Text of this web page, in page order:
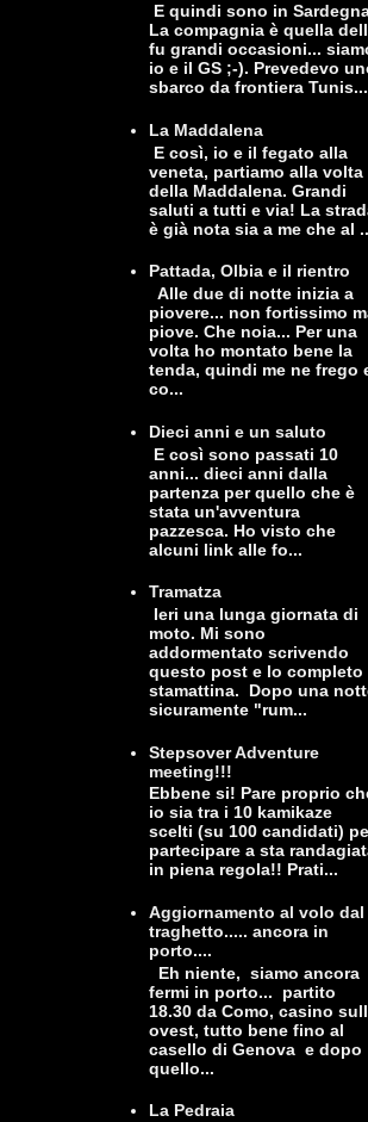
E quindi sono in
La compagnia è quella
fu grandi occasioni...
io e il GS ;-). Prevedevo
sbarco da frontiera Tunis...
La Maddalena
E così, io e il fegato alla
veneta, partiamo alla volta
della Maddalena. Grandi
saluti a tutti e via! La
è già nota sia a me che al
Pattada, Olbia e il rientro
Alle due di notte inizia a
piovere... non fortissimo
piove. Che noia... Per una
volta ho montato bene la
tenda, quindi me ne frego
co...
Dieci anni e un saluto
E così sono passati 10
anni... dieci anni dalla
partenza per quello che è
stata un'avventura
pazzesca. Ho visto che
alcuni link alle fo...
Tramatza
Ieri una lunga giornata di
moto. Mi sono
addormentato scrivendo
questo post e lo completo
stamattina. Dopo una
sicuramente "rum...
Stepsover Adventure
meeting!!!
Ebbene si! Pare proprio
io sia tra i 10 kamikaze
scelti (su 100 candidati)
partecipare a sta
in piena regola!! Prati...
Aggiornamento al volo dal
traghetto..... ancora in
porto....
Eh niente, siamo ancora
fermi in porto... partito
18.30 da Como, casino
ovest, tutto bene fino al
casello di Genova e dopo
quello...
La Pedraia